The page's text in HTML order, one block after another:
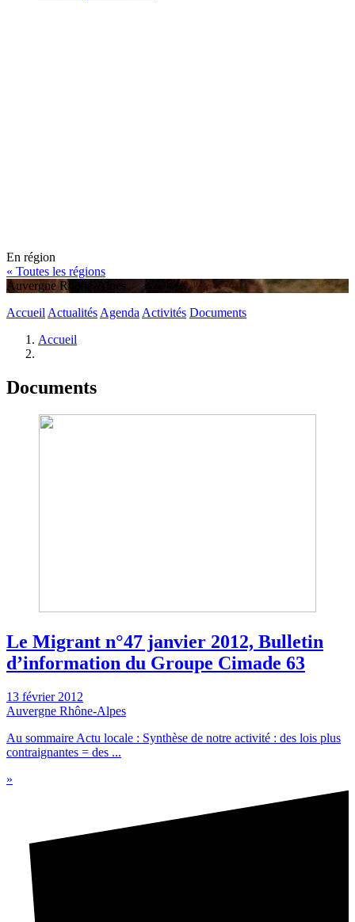
En région
« Toutes les régions
Auvergne Rhône-Alpes
Accueil Actualités Agenda Activités Documents
Accueil
Documents
Le Migrant n°47 janvier 2012, Bulletin
d’information du Groupe Cimade 63
13 février 2012
Auvergne Rhône-Alpes
Au sommaire Actu locale : Synthèse de notre activité : des lois plus
contraignantes = des ...
»